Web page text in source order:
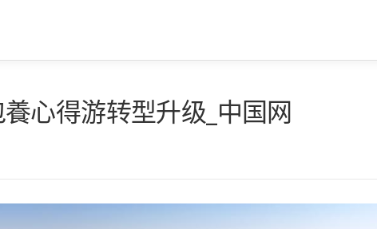
心得游转型升级_中国网